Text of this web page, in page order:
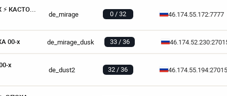
X E N Z O N E | ПАБЛИК С ВХ ⚡ КАСТОМ !WS ⚡
de_mirage 0 / 32 46.174.55.172:7777
00-х de_mirage_dusk 33 / 36
x
de_dust2 32 / 36 46.174.55.194:27015